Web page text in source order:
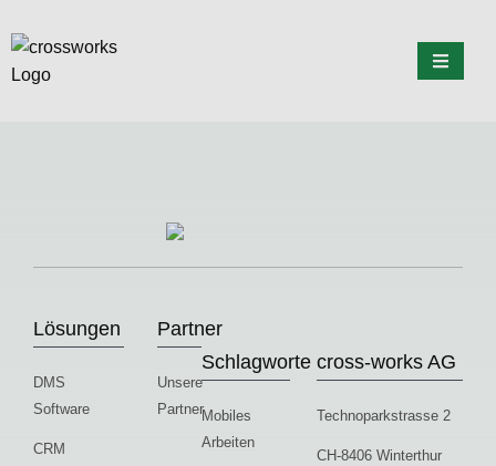
Lösungen
DMS
Software
CRM
Partner
Unsere
Partner
Schlagworte
Mobiles
Arbeiten
cross-works AG
Technoparkstrasse 2
CH-8406 Winterthur